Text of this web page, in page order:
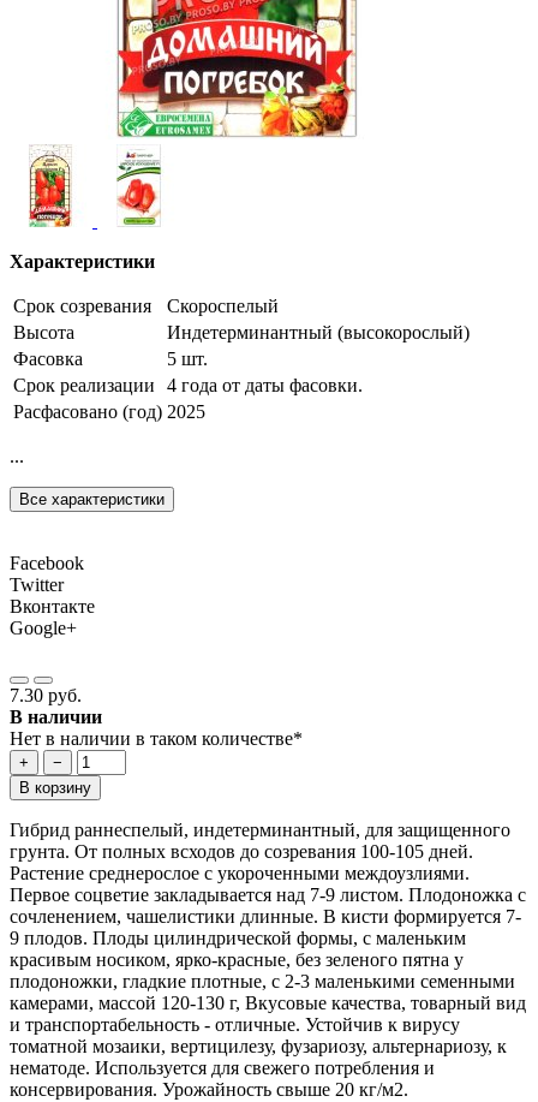
Характеристики
Срок созревания
Скороспелый
Высота
Индетерминантный (высокорослый)
Фасовка
5 шт.
Срок реализации
4 года от даты фасовки.
Расфасовано (год) 2025
...
Все характеристики
Facebook
Twitter
Вконтакте
Google+
7.30 руб.
В наличии
Нет в наличии в таком количестве*
+
−
В корзину
Гибрид раннеспелый, индетерминантный, для защищенного
грунта. От полных всходов до созревания 100-105 дней.
Растение среднерослое с укороченными междоузлиями.
Первое соцветие закладывается над 7-9 листом. Плодоножка с
сочленением, чашелистики длинные. В кисти формируется 7-
9 плодов. Плоды цилиндрической формы, с маленьким
красивым носиком, ярко-красные, без зеленого пятна у
плодоножки, гладкие плотные, с 2-3 маленькими семенными
камерами, массой 120-130 г, Вкусовые качества, товарный вид
и транспортабельность - отличные. Устойчив к вирусу
томатной мозаики, вертицилезу, фузариозу, альтернариозу, к
нематоде. Используется для свежего потребления и
консервирования. Урожайность свыше 20 кг/м2.